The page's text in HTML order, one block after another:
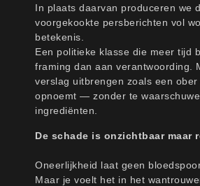
In plaats daarvan produceren we
voorgekookte persberichten vol
betekenis.
Een politieke klasse die meer tijd
framing dan aan verantwoording.
verslag uitbrengen zoals een ober
opnoemt — zonder te
ingrediënten.
De schade is onzichtbaar maar
Oneerlijkheid laat geen
Maar je voelt het in het